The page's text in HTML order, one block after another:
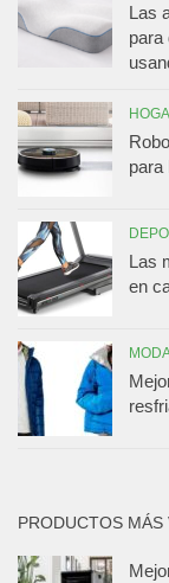
Las
para
para
Las
en
PRODUCTOS MÁS